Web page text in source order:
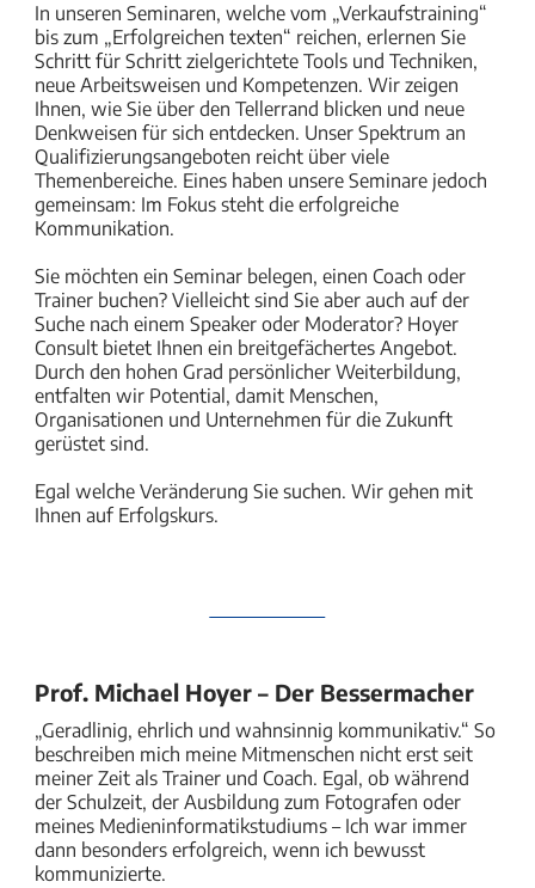
In unseren Seminaren, welche vom „Verkaufstraining“
bis zum „Erfolgreichen texten“ reichen, erlernen Sie
Schritt für Schritt zielgerichtete Tools und Techniken,
neue Arbeitsweisen und Kompetenzen. Wir zeigen
Ihnen, wie Sie über den Tellerrand blicken und neue
Denkweisen für sich entdecken. Unser Spektrum an
Qualifizierungsangeboten reicht über viele
Themenbereiche. Eines haben unsere Seminare jedoch
gemeinsam: Im Fokus steht die erfolgreiche
Kommunikation.
Sie möchten ein Seminar belegen, einen Coach oder
Trainer buchen? Vielleicht sind Sie aber auch auf der
Suche nach einem Speaker oder Moderator? Hoyer
Consult bietet Ihnen ein breitgefächertes Angebot.
Durch den hohen Grad persönlicher Weiterbildung,
entfalten wir Potential, damit Menschen,
Organisationen und Unternehmen für die Zukunft
gerüstet sind.
Egal welche Veränderung Sie suchen. Wir gehen mit
Ihnen auf Erfolgskurs.
Prof. Michael Hoyer – Der Bessermacher
„Geradlinig, ehrlich und wahnsinnig kommunikativ.“ So
beschreiben mich meine Mitmenschen nicht erst seit
meiner Zeit als Trainer und Coach. Egal, ob während
der Schulzeit, der Ausbildung zum Fotografen oder
meines Medieninformatikstudiums – Ich war immer
dann besonders erfolgreich, wenn ich bewusst
kommunizierte.